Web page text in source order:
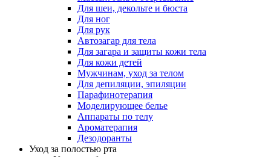
Для шеи, декольте и бюста
Для ног
Для рук
Автозагар для тела
Для загара и защиты кожи тела
Для кожи детей
Мужчинам, уход за телом
Для депиляции, эпиляции
Парафинотерапия
Моделирующее белье
Аппараты по телу
Ароматерапия
Дезодоранты
Уход за полостью рта